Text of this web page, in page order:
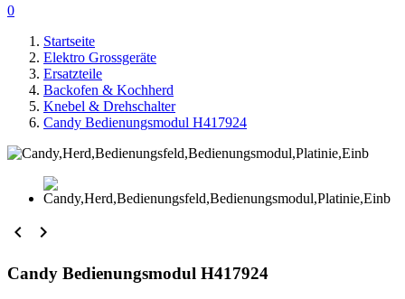
0
Startseite
Elektro Grossgeräte
Ersatzteile
Backofen & Kochherd
Knebel & Drehschalter
Candy Bedienungsmodul H417924
 
Candy Bedienungsmodul H417924